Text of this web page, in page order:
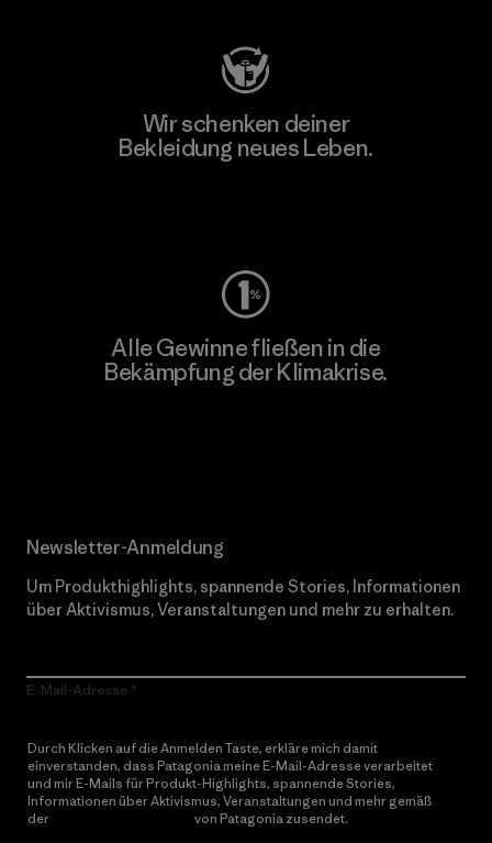
Wir schenken deiner
Bekleidung neues Leben.
Alle Gewinne fließen in die
Bekämpfung der Klimakrise.
Newsletter-Anmeldung
Um Produkthighlights, spannende Stories, Informationen
über Aktivismus, Veranstaltungen und mehr zu erhalten.
E-Mail-Adresse
Durch Klicken auf die Anmelden Taste, erkläre mich damit
einverstanden, dass Patagonia meine E-Mail-Adresse verarbeitet
und mir E-Mails für Produkt-Highlights, spannende Stories,
Informationen über Aktivismus, Veranstaltungen und mehr gemäß
der
von Patagonia zusendet.